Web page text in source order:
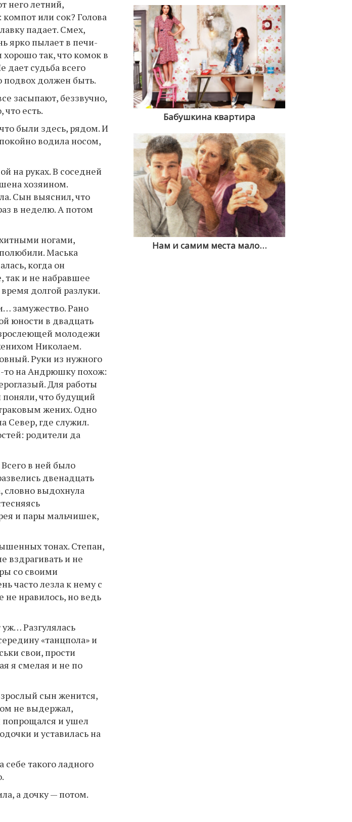
него летний,
или сок? Голова
падает. Смех,
ярко пылает в печи-
так, что комок в
дает судьба всего
подвох должен быть.
засыпают, беззвучно,
есть.
были здесь, рядом. И
водила носом,
на руках. В соседней
хозяином.
Сын выяснил, что
в неделю. А потом
ногами,
Маська
когда он
так и не набравшее
долгой разлуки.
замужество. Рано
юности в двадцать
молодежи
Николаем.
Руки из нужного
то на Андрюшку похож:
Для работы
поняли, что будущий
жених. Одно
Север, где служил.
родители да
в ней было
двенадцать
словно выдохнула
и пары мальчишек,
тонах. Степан,
вздрагивать и не
со своими
часто лезла к нему с
нравилось, но ведь
уж… Разгулялась
«танцпола» и
свои, прости
я смелая и не по
сын женится,
не выдержал,
попрощался и ушел
и уставилась на
такого ладного
а дочку — потом.
Бабушкина квартира
Нам и самим места мало…